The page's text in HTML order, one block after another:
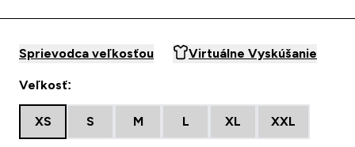
Sprievodca veľkosťou Virtuálne Vyskúšanie
Veľkosť:
XS S M L XL XXL